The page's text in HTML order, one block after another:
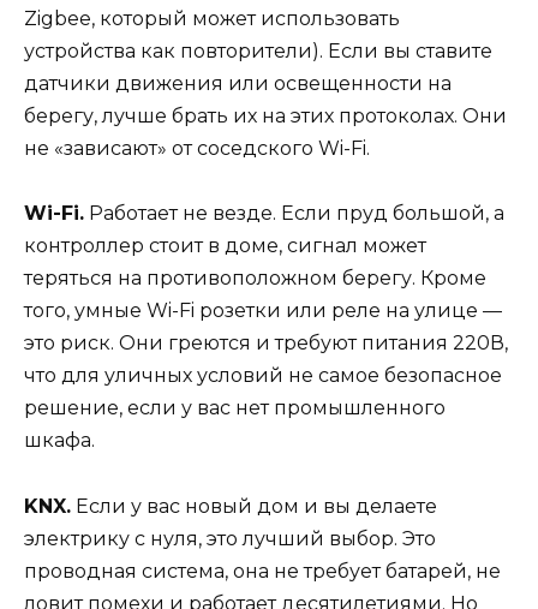
Zigbee, который может использовать
устройства как повторители). Если вы ставите
датчики движения или освещенности на
берегу, лучше брать их на этих протоколах. Они
не «зависают» от соседского Wi-Fi.
Wi-Fi. Работает не везде. Если пруд большой, а
контроллер стоит в доме, сигнал может
теряться на противоположном берегу. Кроме
того, умные Wi-Fi розетки или реле на улице —
это риск. Они греются и требуют питания 220В,
что для уличных условий не самое безопасное
решение, если у вас нет промышленного
шкафа.
KNX. Если у вас новый дом и вы делаете
электрику с нуля, это лучший выбор. Это
проводная система, она не требует батарей, не
ловит помехи и работает десятилетиями. Но